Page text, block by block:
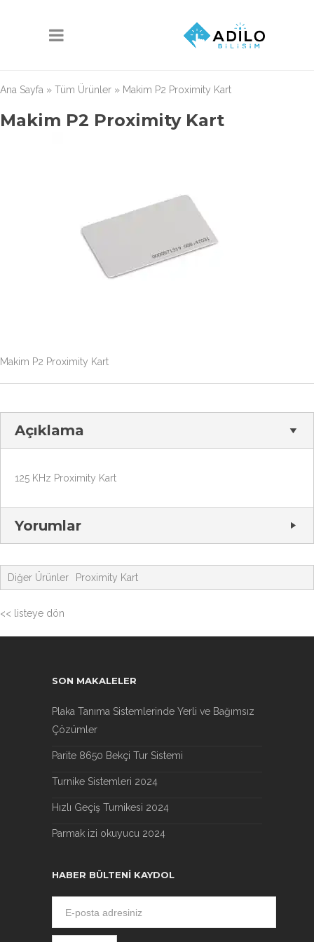
Ana Sayfa » Tüm Ürünler » Makim P2 Proximity Kart
Makim P2 Proximity Kart
Makim P2 Proximity Kart
Açıklama
125 KHz Proximity Kart
Yorumlar
Diğer Ürünler Proximity Kart
<< listeye dön
SON MAKALELER
Plaka Tanıma Sistemlerinde Yerli ve Bağımsız
Çözümler
Parite 8650 Bekçi Tur Sistemi
Turnike Sistemleri 2024
Hızlı Geçiş Turnikesi 2024
Parmak izi okuyucu 2024
HABER BÜLTENI KAYDOL